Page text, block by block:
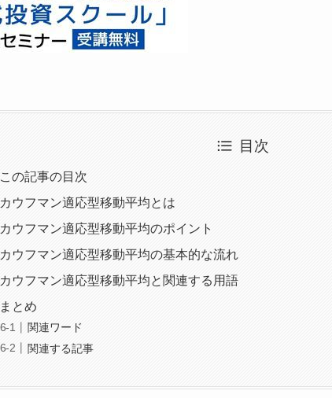
目次
この記事の目次
カウフマン適応型移動平均とは
カウフマン適応型移動平均のポイント
カウフマン適応型移動平均の基本的な流れ
カウフマン適応型移動平均と関連する用語
まとめ
関連ワード
関連する記事